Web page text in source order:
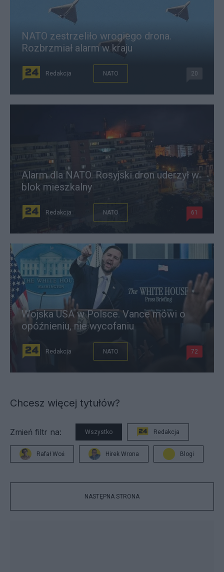
NATO zestrzeliło wrogiego drona.
Rozbrzmiał alarm w kraju
Redakcja NATO 20
Alarm dla NATO. Rosyjski dron uderzył w
blok mieszkalny
Redakcja NATO 61
Wojska USA w Polsce. Vance mówi o
opóźnieniu, nie wycofaniu
Redakcja NATO 72
Chcesz więcej tytułów?
Zmień filtr na: Wszystko Redakcja
Rafał Woś Hirek Wrona Blogi
NASTĘPNA STRONA